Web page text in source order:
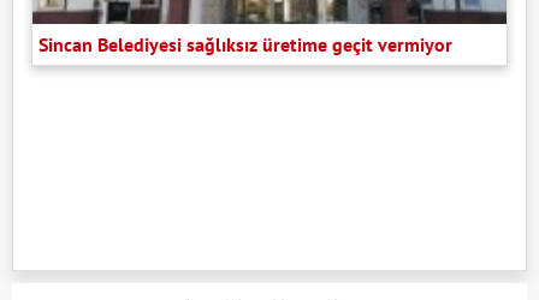
Sincan Belediyesi sağlıksız üretime geçit vermiyor